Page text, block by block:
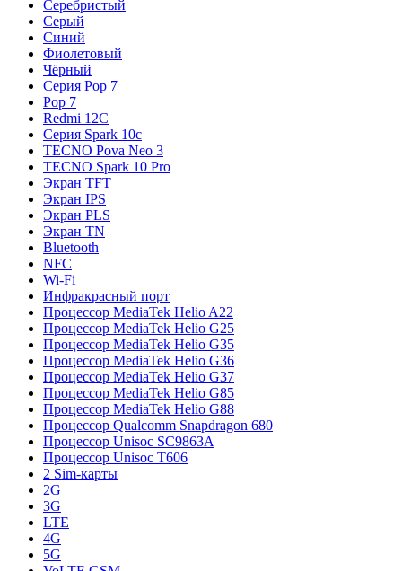
Серебристый
Серый
Синий
Фиолетовый
Чёрный
Серия Pop 7
Pop 7
Redmi 12C
Серия Spark 10c
TECNO Pova Neo 3
TECNO Spark 10 Pro
Экран TFT
Экран IPS
Экран PLS
Экран TN
Bluetooth
NFC
Wi-Fi
Инфракрасный порт
Процессор MediaTek Helio A22
Процессор MediaTek Helio G25
Процессор MediaTek Helio G35
Процессор MediaTek Helio G36
Процессор MediaTek Helio G37
Процессор MediaTek Helio G85
Процессор MediaTek Helio G88
Процессор Qualcomm Snapdragon 680
Процессор Unisoc SC9863A
Процессор Unisoc T606
2 Sim-карты
2G
3G
LTE
4G
5G